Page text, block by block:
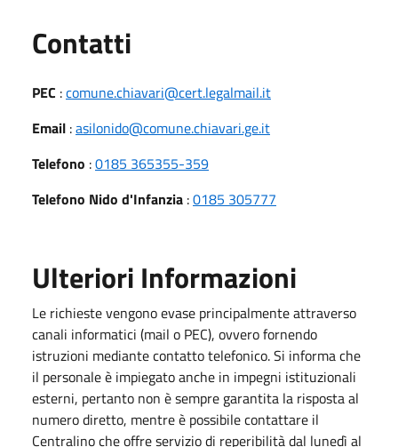
Contatti
PEC :comune.chiavari@cert.legalmail.it
Email :asilonido@comune.chiavari.ge.it
Telefono :0185 365355-359
Telefono Nido d'Infanzia :0185 305777
Ulteriori Informazioni
Le richieste vengono evase principalmente attraverso
canali informatici (mail o PEC), ovvero fornendo
istruzioni mediante contatto telefonico. Si informa che
il personale è impiegato anche in impegni istituzionali
esterni, pertanto non è sempre garantita la risposta al
numero diretto, mentre è possibile contattare il
Centralino che offre servizio di reperibilità dal lunedì al